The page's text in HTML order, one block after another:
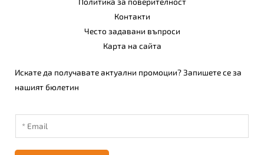
Контакти
Често задавани въпроси
Карта на сайта
Искате да получавате актуални промоции? Запишете се за
нашият бюлетин